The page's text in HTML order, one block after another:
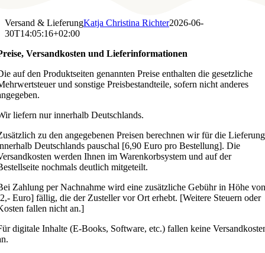
Versand & LieferungKatja Christina Richter2026-06-
30T14:05:16+02:00
Versandkosten und Lieferinformationen
auf den Produktseiten genannten Preise enthalten die gesetzliche
und sonstige Preisbestandteile, sofern nicht anderes
liefern nur innerhalb Deutschlands.
zu den angegebenen Preisen berechnen wir für die Lieferung
Deutschlands pauschal [6,90 Euro pro Bestellung]. Die
werden Ihnen im Warenkorbsystem und auf der
nochmals deutlich mitgeteilt.
Zahlung per Nachnahme wird eine zusätzliche Gebühr in Höhe
Euro] fällig, die der Zusteller vor Ort erhebt. [Weitere Steuern oder
fallen nicht an.]
digitale Inhalte (E-Books, Software, etc.) fallen keine